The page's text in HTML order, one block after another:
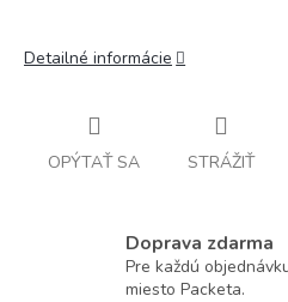
Detailné informácie
OPÝTAŤ SA STRÁŽIŤ
Doprava zdarma
Pre každú
miesto Packeta.